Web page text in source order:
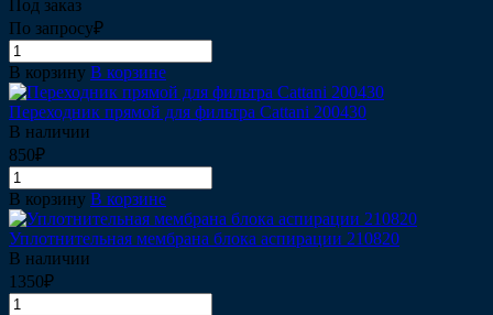
Под заказ
По запросу₽
В корзину В корзине
Переходник прямой для фильтра Cattani 200430
В наличии
850₽
В корзину В корзине
Уплотнительная мембрана блока аспирации 210820
В наличии
1350₽